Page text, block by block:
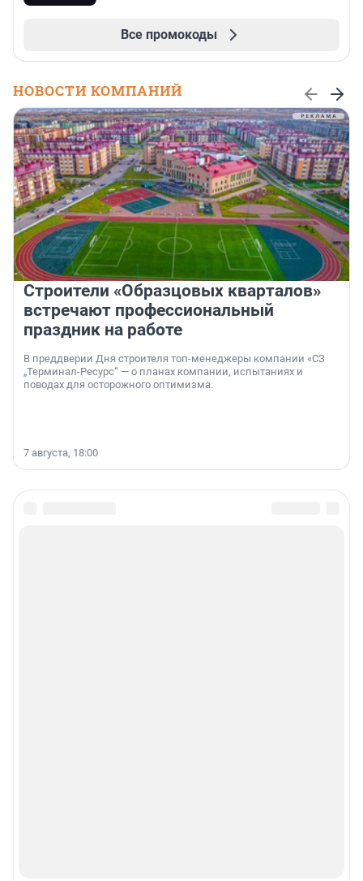
Все промокоды
НОВОСТИ КОМПАНИЙ
Строители «Образцовых кварталов»
встречают профессиональный
праздник на работе
В преддверии Дня строителя топ-менеджеры компании «СЗ
„Терминал-Ресурс“ — о планах компании, испытаниях и
поводах для осторожного оптимизма.
7 августа, 18:00